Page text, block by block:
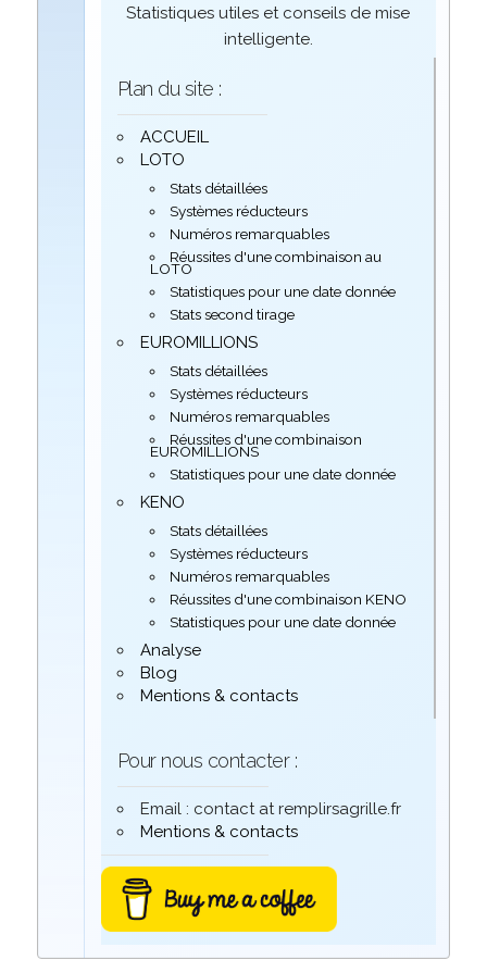
Statistiques utiles et conseils de mise
intelligente.
Plan du site :
ACCUEIL
LOTO
Stats détaillées
Systèmes réducteurs
Numéros remarquables
Réussites d'une combinaison au
LOTO
Statistiques pour une date donnée
Stats second tirage
EUROMILLIONS
Stats détaillées
Systèmes réducteurs
Numéros remarquables
Réussites d'une combinaison
EUROMILLIONS
Statistiques pour une date donnée
KENO
Stats détaillées
Systèmes réducteurs
Numéros remarquables
Réussites d'une combinaison KENO
Statistiques pour une date donnée
Analyse
Blog
Mentions & contacts
Pour nous contacter :
Email : contact at remplirsagrille.fr
Mentions & contacts